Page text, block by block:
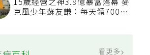
15歲經營之神3.9億暴富落幕 麥
克風少年蘇友謙：每天領700元